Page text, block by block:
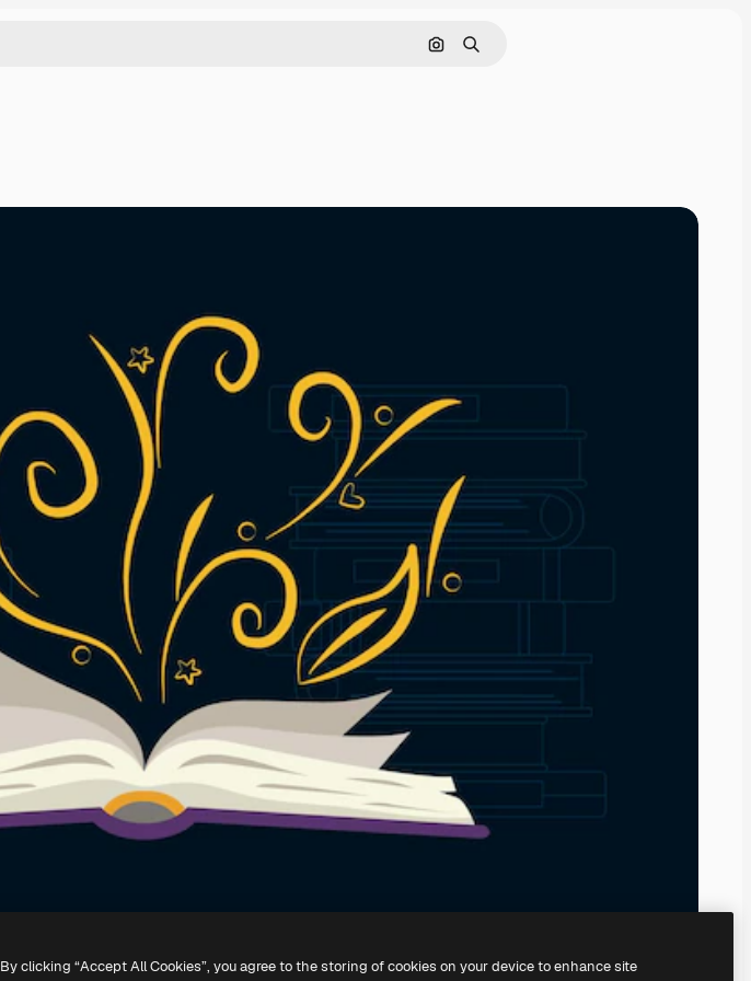
Pesquisar por imagem
Buscar
By clicking “Accept All Cookies”, you agree to the storing of cookies on your device to enhance site